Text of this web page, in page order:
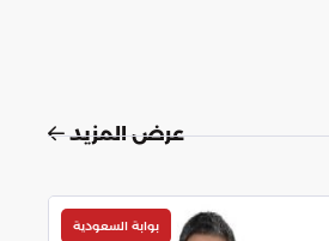
عرض المزيد
بوابة السعودية